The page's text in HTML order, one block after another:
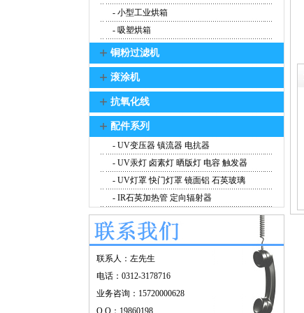
- 小型工业烘箱
- 吸塑烘箱
+ 铜粉过滤机
+ 滚涂机
+ 抗氧化线
+ 配件系列
- UV变压器 镇流器 电抗器
- UV汞灯 卤素灯 晒版灯 电容 触发器
- UV灯罩 快门灯罩 镜面铝 石英玻璃
- IR石英加热管 定向辐射器
联系人：左先生
电话：0312-3178716
业务咨询：15720000628
Q Q：19860198